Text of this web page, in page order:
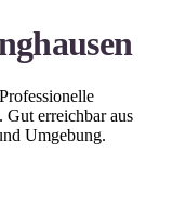
erreichbar aus
Umgebung.